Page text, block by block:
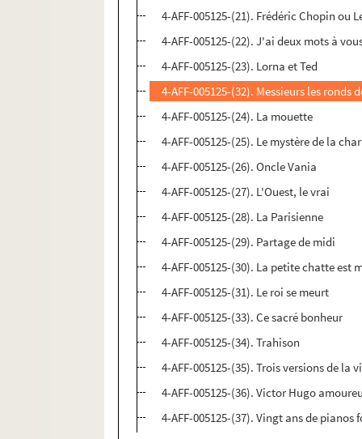
4-AFF-005125-(21). Frédéric Chopin ou
4-AFF-005125-(22). J'ai deux mots à
4-AFF-005125-(23). Lorna et Ted
4-AFF-005125-(32). Messieurs les ronds
4-AFF-005125-(24). La mouette
4-AFF-005125-(25). Le mystère de la
4-AFF-005125-(26). Oncle Vania
4-AFF-005125-(27). L'Ouest, le vrai
4-AFF-005125-(28). La Parisienne
4-AFF-005125-(29). Partage de midi
4-AFF-005125-(30). La petite chatte est
4-AFF-005125-(31). Le roi se meurt
4-AFF-005125-(33). Ce sacré bonheur
4-AFF-005125-(34). Trahison
4-AFF-005125-(35). Trois versions de la
4-AFF-005125-(36). Victor Hugo
4-AFF-005125-(37). Vingt ans de pianos